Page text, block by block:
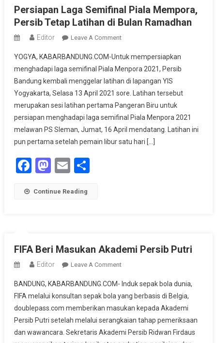
Persiapan Laga Semifinal Piala Mempora,
Persib Tetap Latihan di Bulan Ramadhan
Editor Leave A CommentOn
Laga
Semifinal
Piala
Mempora,
Persib
Tetap
Latihan
Di
YOGYA, KABARBANDUNG.COM-Untuk mempersiapkan
menghadapi laga semifinal Piala Menpora 2021, Persib
Bandung kembali menggelar latihan di lapangan YIS
Yogyakarta, Selasa 13 April 2021 sore. Latihan tersebut
merupakan sesi latihan pertama Pangeran Biru untuk
persiapan menghadapi laga semifinal Piala Menpora 2021
melawan PS Sleman, Jumat, 16 April mendatang. Latihan ini
pun pertama setelah pemain libur satu hari […]
Facebook
Mastodon
Email
Continue Reading
FIFA Beri Masukan Akademi Persib Putri
Editor Leave A CommentOn
Beri
Masukan
Akademi
Persib
Putri
BANDUNG, KABARBANDUNG.COM- Induk sepak bola dunia,
FIFA melalui konsultan sepak bola yang berbasis di Belgia,
doublepass.com memberikan masukan kepada Akademi
Persib Putri setelah melalui serangkaian tahap pemeriksaan
dan wawancara. Sekretaris Akademi Persib Ridwan Firdaus